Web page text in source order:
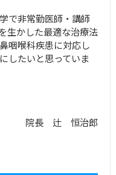
で非常勤医師・講師
生かした最適な治療法
咽喉科疾患に対応し
したいと思っていま
院長 辻 恒治郎